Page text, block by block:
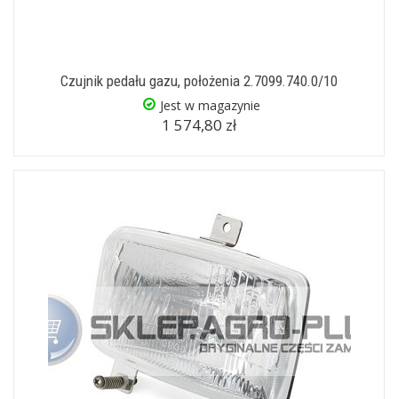
Czujnik pedału gazu, położenia 2.7099.740.0/10
Jest w magazynie
1 574,80 zł